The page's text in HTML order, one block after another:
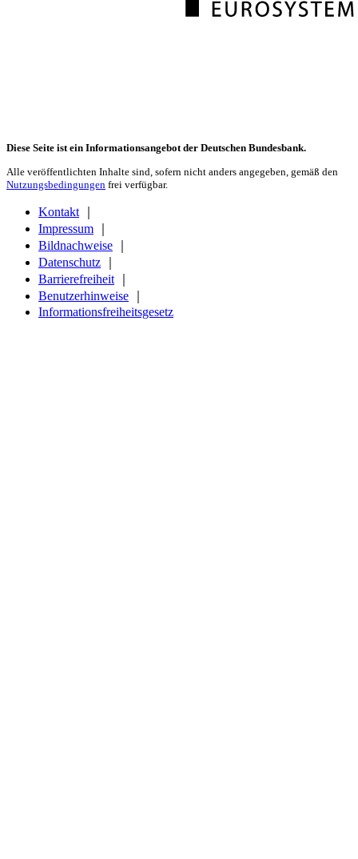
Diese Seite ist ein Informationsangebot der Deutschen Bundesbank.
Alle veröffentlichten Inhalte sind, sofern nicht anders angegeben, gemäß den
Nutzungsbedingungen frei verfügbar.
Kontakt
Impressum
Bildnachweise
Datenschutz
Barrierefreiheit
Benutzerhinweise
Informationsfreiheitsgesetz